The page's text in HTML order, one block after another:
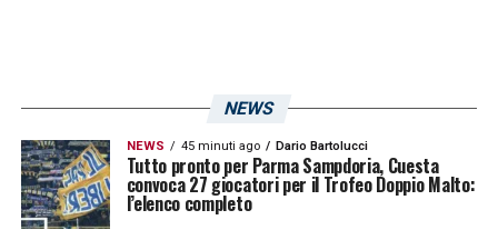
all’azienda interessata. Esso viene sempre
determinato al lordo del debito (il cosiddetto
“enterprise value”). Se il discorso può andare
avanti, parte il processo di “virtual due
NEWS
NEWS 45 minuti ago Dario Bartolucci
Tutto pronto per Parma Sampdoria, Cuesta
convoca 27 giocatori per il Trofeo Doppio Malto:
l’elenco completo